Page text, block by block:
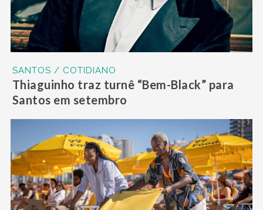
SANTOS / COTIDIANO
Thiaguinho traz turnê “Bem-Black” para
Santos em setembro